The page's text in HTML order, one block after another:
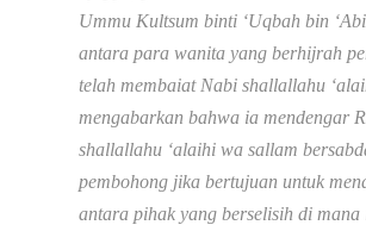
Ummu Kultsum binti ‘Uqbah bin
antara para wanita yang berhijrah
telah membaiat Nabi shallallahu
mengabarkan bahwa ia mendengar
shallallahu ‘alaihi wa sallam
pembohong jika bertujuan untuk
antara pihak yang berselisih di mana